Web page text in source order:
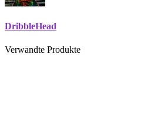
DribbleHead
Verwandte Produkte